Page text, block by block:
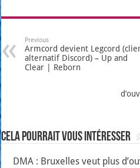
Previous
Armcord devient Legcord
alternatif Discord) – Up and
Clear | Reborn
Cela pourrait vous intéresser
DMA : Bruxelles veut plus